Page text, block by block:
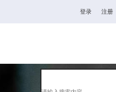
登录 注册